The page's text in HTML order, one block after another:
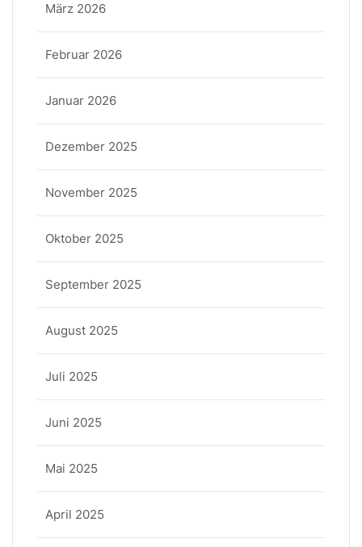
März 2026
Februar 2026
Januar 2026
Dezember 2025
November 2025
Oktober 2025
September 2025
August 2025
Juli 2025
Juni 2025
Mai 2025
April 2025